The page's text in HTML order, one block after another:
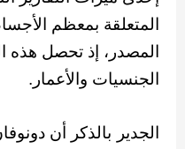
المتعلقة بمعظم
المصدر، إذ تحصل هذه
الجنسيات والأعمار.
الجدير بالذكر أن